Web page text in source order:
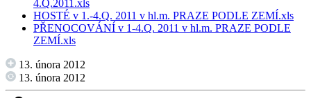
4.Q.2011.xls
HOSTÉ v 1.-4.Q. 2011 v hl.m. PRAZE PODLE ZEMÍ.xls
PŘENOCOVÁNÍ v 1-4.Q. 2011 v hl.m. PRAZE PODLE
ZEMÍ.xls
13. února 2012
13. února 2012